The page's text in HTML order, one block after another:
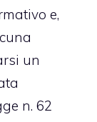
e,
un
n. 62